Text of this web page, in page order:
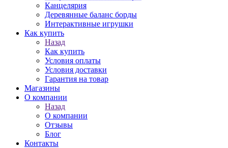
Канцелярия
Деревянные баланс борды
Интерактивные игрушки
Как купить
Назад
Как купить
Условия оплаты
Условия доставки
Гарантия на товар
Магазины
О компании
Назад
О компании
Отзывы
Блог
Контакты